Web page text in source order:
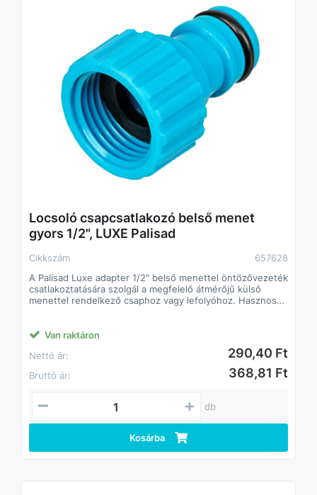
Locsoló csapcsatlakozó belső menet
gyors 1/2", LUXE Palisad
Cikkszám
657628
A Palisad Luxe adapter 1/2" belső menettel öntözővezeték
csatlakoztatására szolgál a megfelelő átmérőjű külső
menettel rendelkező csaphoz vagy lefolyóhoz. Hasznos
készült adapter ütésálló és nedvességálló.
Könnyű telepítés az adapter gyorscsatlakozóval
rendelkezik a tömlőcsatlakozóhoz való csatlakoztatáshoz.
Sokoldalúság a termék az öntözőrendszerek minden
elemével kompatibilis, mivel a fúvóka kimenete univerzális
méretű.
Van raktáron
Nettó ár:
290,40 Ft
Bruttó ár: 368,81 Ft
db
Kosárba